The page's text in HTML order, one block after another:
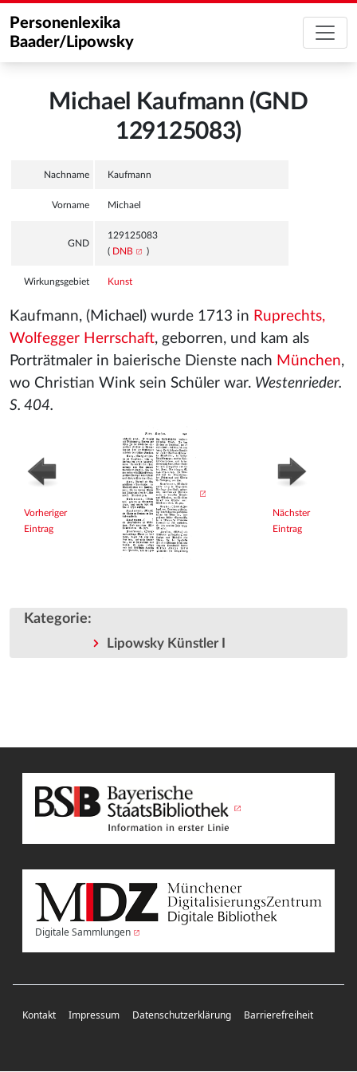
Personenlexika
Baader/Lipowsky
Michael Kaufmann (GND
129125083)
Nachname Kaufmann
Vorname Michael
GND
129125083
( DNB )
Wirkungsgebiet Kunst
Kaufmann, (Michael) wurde 1713 in Ruprechts,
Wolfegger Herrschaft, geborren, und kam als
Porträtmaler in baierische Dienste nach München,
wo Christian Wink sein Schüler war. Westenrieder.
S. 404.
Vorheriger
Eintrag
Nächster
Eintrag
Kategorie:
Lipowsky Künstler I
Digitale Sammlungen
Kontakt Impressum Datenschutzerklärung Barrierefreiheit